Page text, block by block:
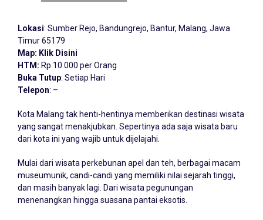
Lokasi: Sumber Rejo, Bandungrejo, Bantur, Malang, Jawa
Timur 65179
Map: Klik Disini
HTM: Rp.10.000 per Orang
Buka Tutup: Setiap Hari
Telepon: –
Kota Malang tak henti-hentinya memberikan destinasi wisata
yang sangat menakjubkan. Sepertinya ada saja wisata baru
dari kota ini yang wajib untuk dijelajahi.
Mulai dari wisata perkebunan apel dan teh, berbagai macam
museumunik, candi-candi yang memiliki nilai sejarah tinggi,
dan masih banyak lagi. Dari wisata pegunungan
menenangkan hingga suasana pantai eksotis.